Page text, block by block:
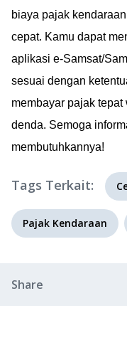
biaya pajak
cepat. Kamu dapat
aplikasi e-Samsat/
sesuai dengan
membayar pajak
denda. Semoga
membutuhkannya!
Tags Terkait:
Pajak Kendaraan
Share